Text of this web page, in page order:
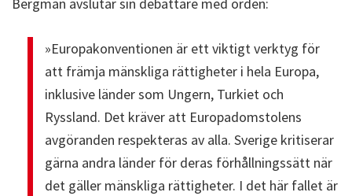
Bergman avslutar sin debattare med orden:
»Europakonventionen är ett viktigt verktyg för
att främja mänskliga rättigheter i hela Europa,
inklusive länder som Ungern, Turkiet och
Ryssland. Det kräver att Europadomstolens
avgöranden respekteras av alla. Sverige kritiserar
gärna andra länder för deras förhållningssätt när
det gäller mänskliga rättigheter. I det här fallet är